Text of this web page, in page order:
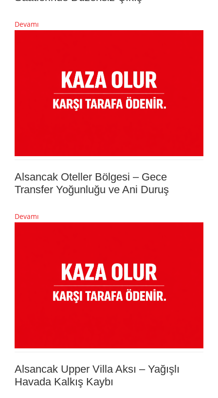
Devamı
Alsancak Oteller Bölgesi – Gece
Transfer Yoğunluğu ve Ani Duruş
Devamı
Alsancak Upper Villa Aksı – Yağışlı
Havada Kalkış Kaybı